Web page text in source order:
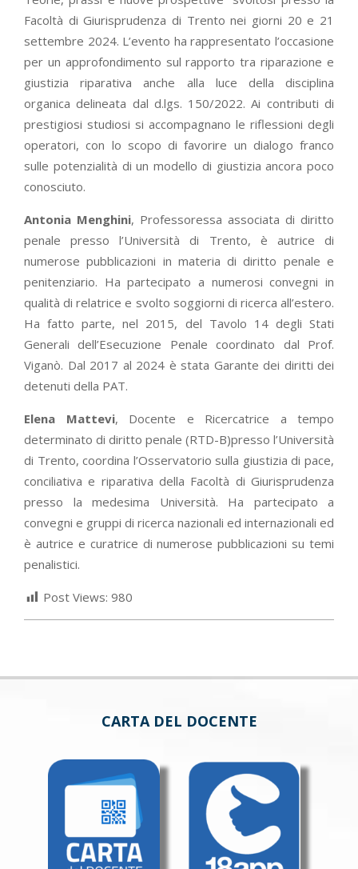
Facoltà di Giurisprudenza di Trento nei giorni 20 e 21
settembre 2024. L’evento ha rappresentato l’occasione
per un approfondimento sul rapporto tra riparazione e
giustizia riparativa anche alla luce della disciplina
organica delineata dal d.lgs. 150/2022. Ai contributi di
prestigiosi studiosi si accompagnano le riflessioni degli
operatori, con lo scopo di favorire un dialogo franco
sulle potenzialità di un modello di giustizia ancora poco
conosciuto.
Antonia Menghini, Professoressa associata di diritto
penale presso l’Università di Trento, è autrice di
numerose pubblicazioni in materia di diritto penale e
penitenziario. Ha partecipato a numerosi convegni in
qualità di relatrice e svolto soggiorni di ricerca all’estero.
Ha fatto parte, nel 2015, del Tavolo 14 degli Stati
Generali dell’Esecuzione Penale coordinato dal Prof.
Viganò. Dal 2017 al 2024 è stata Garante dei diritti dei
detenuti della PAT.
Elena Mattevi, Docente e Ricercatrice a tempo
determinato di diritto penale (RTD-B)presso l’Università
di Trento, coordina l’Osservatorio sulla giustizia di pace,
conciliativa e riparativa della Facoltà di Giurisprudenza
presso la medesima Università. Ha partecipato a
convegni e gruppi di ricerca nazionali ed internazionali ed
è autrice e curatrice di numerose pubblicazioni su temi
penalistici.
Post Views: 980
CARTA DEL DOCENTE